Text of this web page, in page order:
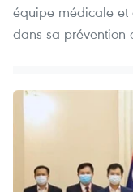
équipe médicale et
dans sa prévention